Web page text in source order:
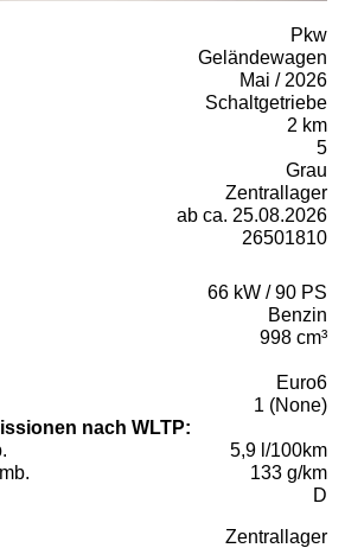
Pkw
Geländewagen
Mai / 2026
Schaltgetriebe
2 km
5
Grau
Zentrallager
ab ca. 25.08.2026
26501810
66 kW / 90 PS
Benzin
998 cm³
Euro6
1 (None)
nach WLTP:
5,9 l/100km
133 g/km
D
Zentrallager